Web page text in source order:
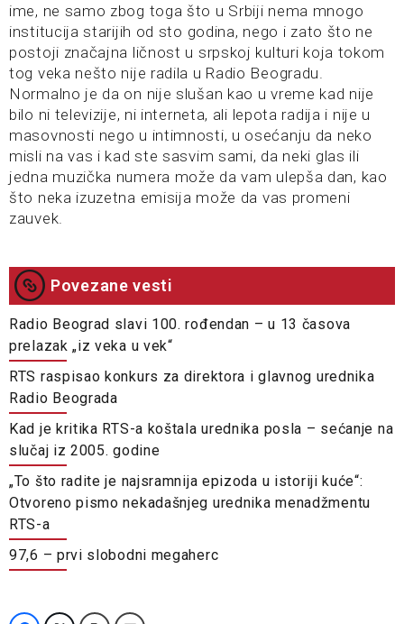
ime, ne samo zbog toga što u Srbiji nema mnogo
institucija starijih od sto godina, nego i zato što ne
postoji značajna ličnost u srpskoj kulturi koja tokom
tog veka nešto nije radila u Radio Beogradu.
Normalno je da on nije slušan kao u vreme kad nije
bilo ni televizije, ni interneta, ali lepota radija i nije u
masovnosti nego u intimnosti, u osećanju da neko
misli na vas i kad ste sasvim sami, da neki glas ili
jedna muzička numera može da vam ulepša dan, kao
što neka izuzetna emisija može da vas promeni
zauvek.
Povezane vesti
Radio Beograd slavi 100. rođendan – u 13 časova
prelazak „iz veka u vek“
RTS raspisao konkurs za direktora i glavnog urednika
Radio Beograda
Kad je kritika RTS-a koštala urednika posla – sećanje na
slučaj iz 2005. godine
„To što radite je najsramnija epizoda u istoriji kuće“:
Otvoreno pismo nekadašnjeg urednika menadžmentu
RTS-a
97,6 – prvi slobodni megaherc